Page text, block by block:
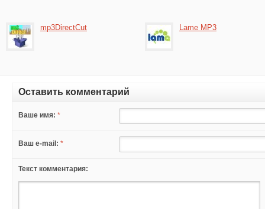
mp3DirectCut Lame MP3
Оставить комментарий
Ваше имя: *
Ваш e-mail: *
Текст комментария: